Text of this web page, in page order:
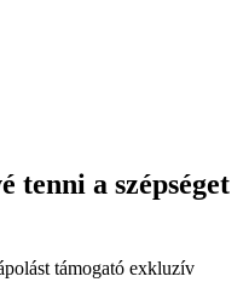
tenni a szépséget
támogató exkluzív